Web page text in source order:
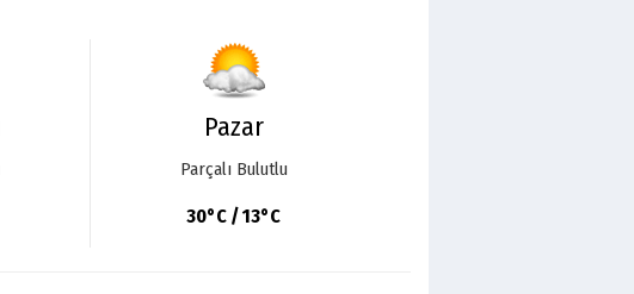
Pazar
Parçalı Bulutlu
30°C / 13°C